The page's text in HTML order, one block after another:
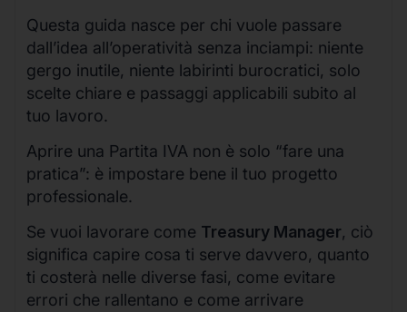
Questa guida nasce per chi vuole passare
dall’idea all’operatività senza inciampi: niente
gergo inutile, niente labirinti burocratici, solo
scelte chiare e passaggi applicabili subito al
tuo lavoro.
Aprire una Partita IVA non è solo “fare una
pratica”: è impostare bene il tuo progetto
professionale.
Se vuoi lavorare come Treasury Manager, ciò
significa capire cosa ti serve davvero, quanto
ti costerà nelle diverse fasi, come evitare
errori che rallentano e come arrivare